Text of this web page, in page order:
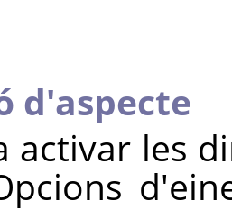
d'aspecte
activar les